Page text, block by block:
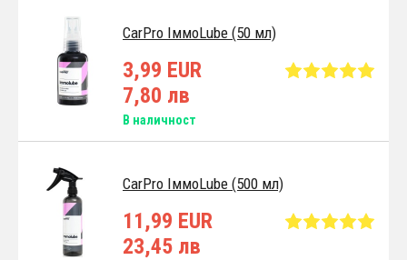
CarPro IммoLube (50 мл)
3,99 EUR
7,80 лв
В наличност
CarPro IммoLube (500 мл)
11,99 EUR
23,45 лв